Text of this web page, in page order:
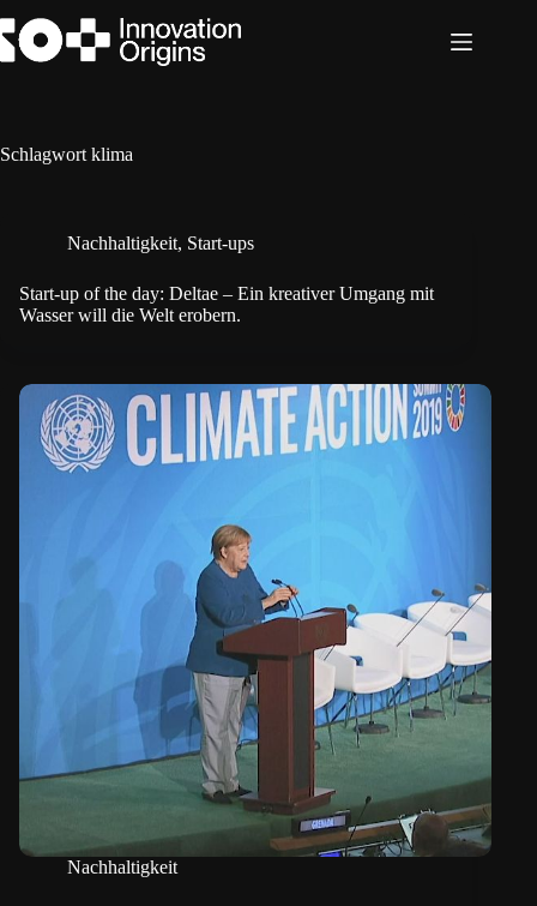
Inhalt
springen
Schlagwort klima
Nachhaltigkeit, Start-ups
Start-up of the day: Deltae – Ein kreativer Umgang mit
Wasser will die Welt erobern.
Nachhaltigkeit